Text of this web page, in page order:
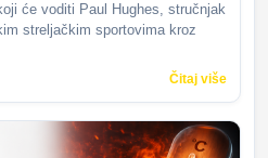
će voditi Paul Hughes, stručnjak
streljačkim sportovima kroz
Čitaj više